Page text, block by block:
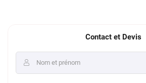
Contact et Devis
 Nom et prénom